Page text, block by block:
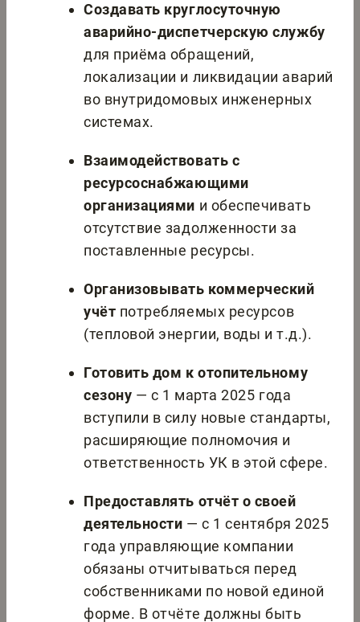
Создавать круглосуточную
аварийно-диспетчерскую службу
для приёма обращений,
локализации и ликвидации аварий
во внутридомовых инженерных
системах.
Взаимодействовать с
ресурсоснабжающими
организациями и обеспечивать
отсутствие задолженности за
поставленные ресурсы.
Организовывать коммерческий
учёт потребляемых ресурсов
(тепловой энергии, воды и т.д.).
Готовить дом к отопительному
сезону — с 1 марта 2025 года
вступили в силу новые стандарты,
расширяющие полномочия и
ответственность УК в этой сфере.
Предоставлять отчёт о своей
деятельности — с 1 сентября 2025
года управляющие компании
обязаны отчитываться перед
собственниками по новой единой
форме. В отчёте должны быть